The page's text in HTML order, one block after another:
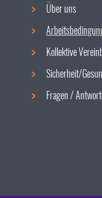
Über uns
Kollektive
Sicherheit/
Fragen /